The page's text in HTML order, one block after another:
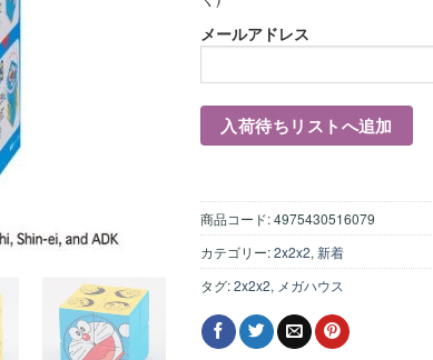
メールアドレス
商品コード:4975430516079
カテゴリー:2x2x2, 新着
タグ:2x2x2, メガハウス